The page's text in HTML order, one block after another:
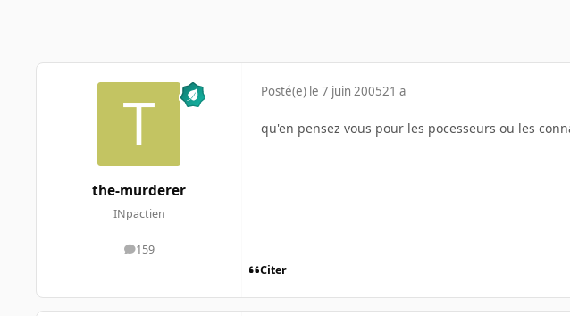
the-murderer
INpactien
159
messages
Posté(e) le 7 juin 200521 a
qu'en pensez vous pour les pocesseurs ou les
Citer